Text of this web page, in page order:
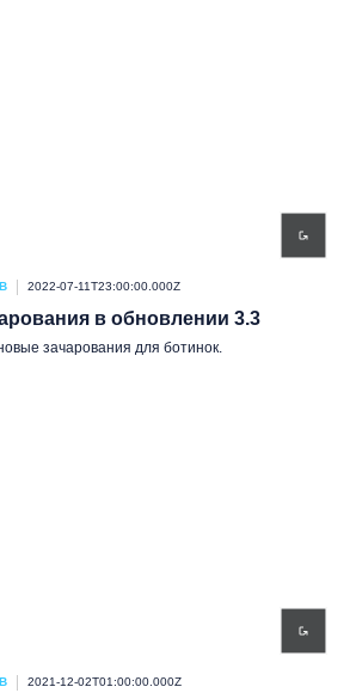
2022-07-11T23:00:00.000Z
в обновлении 3.3
зачарования для ботинок.
2021-12-02T01:00:00.000Z